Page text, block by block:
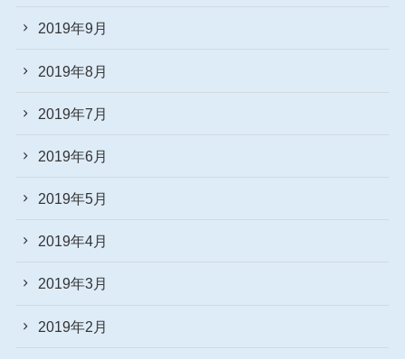
2019年9月
2019年8月
2019年7月
2019年6月
2019年5月
2019年4月
2019年3月
2019年2月